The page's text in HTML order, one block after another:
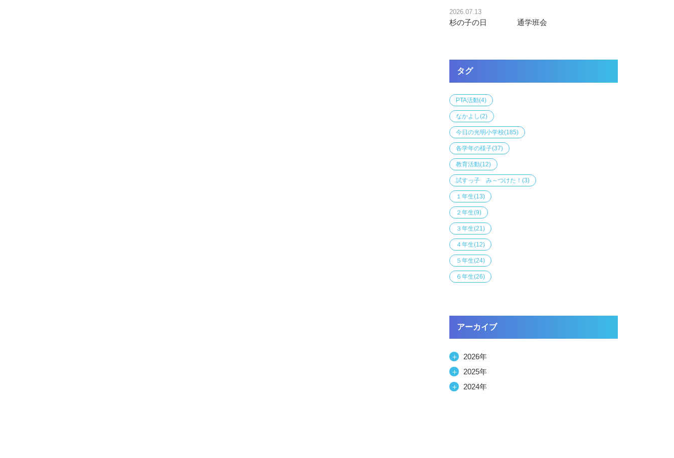
2026.07.13
杉の子の日 通学班会
タグ
PTA活動(4)
なかよし(2)
今日の光明小学校(185)
各学年の様子(37)
教育活動(12)
試すっ子 み～つけた！ (3)
１年生(13)
２年生(9)
３年生(21)
４年生(12)
５年生(24)
６年生(26)
アーカイブ
＋
2026年
＋
2025年
＋
2024年